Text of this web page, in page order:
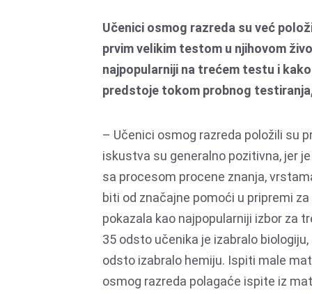
Učenici osmog razreda su već
prvim velikim testom u njihovom
najpopularniji na trećem testu i
predstoje tokom probnog
– Učenici osmog razreda položili su
iskustva su generalno pozitivna, jer
sa procesom procene znanja,
biti od značajne pomoći u pripremi
pokazala kao najpopularniji izbor za
35 odsto učenika je izabralo
odsto izabralo hemiju. Ispiti male
osmog razreda polagaće ispite iz